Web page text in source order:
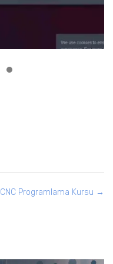
CNC Programlama Kursu